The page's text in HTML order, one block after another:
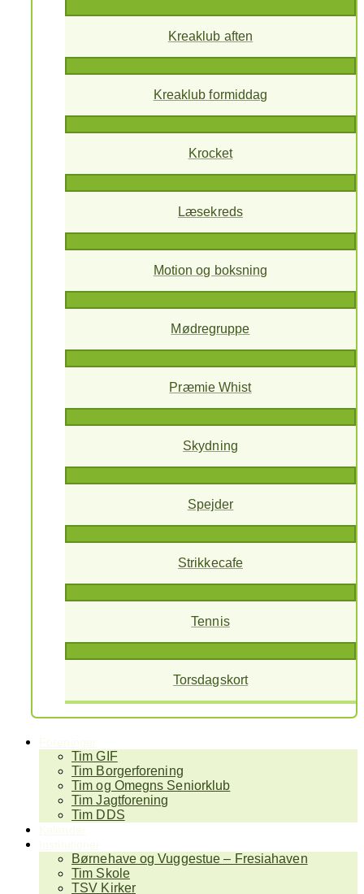
Kreaklub aften
Kreaklub formiddag
Krocket
Læsekreds
Motion og boksning
Mødregruppe
Præmie Whist
Skydning
Spejder
Strikkecafe
Tennis
Torsdagskort
Tim GIF
Tim Borgerforening
Tim og Omegns Seniorklub
Tim Jagtforening
Tim DDS
Børnehave og Vuggestue – Fresiahaven
Tim Skole
TSV Kirker